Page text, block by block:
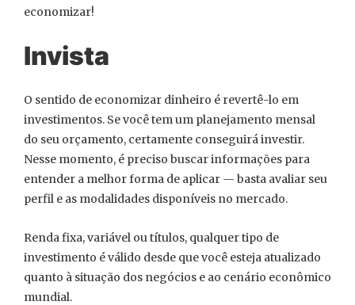
economizar!
Invista
O sentido de economizar dinheiro é revertê-lo em
investimentos. Se você tem um planejamento mensal
do seu orçamento, certamente conseguirá investir.
Nesse momento, é preciso buscar informações para
entender a melhor forma de aplicar — basta avaliar seu
perfil e as modalidades disponíveis no mercado.
Renda fixa, variável ou títulos, qualquer tipo de
investimento é válido desde que você esteja atualizado
quanto à situação dos negócios e ao cenário econômico
mundial.